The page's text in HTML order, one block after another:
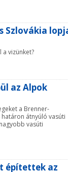
Szlovákia
a vizünket?
az Alpok
a Brenner-
átnyúló vasúti
vasúti
építettek az